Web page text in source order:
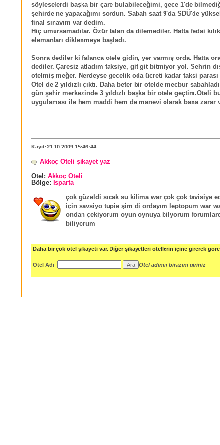
söyleselerdi başka bir çare bulabileceğimi, gece 1'de
şehirde ne yapacağımı sordun. Sabah saat 9'da SDÜ'de
final sınavım var dedim.
Hiç umursamadılar. Özür falan da dilemediler. Hatta fedai
elemanları diklenmeye başladı.
Sonra dediler ki falanca otele gidin, yer varmış orda. Hatta
dediler. Çaresiz atladım taksiye, git git bitmiyor yol. Şehrin
otelmiş meğer. Nerdeyse gecelik oda ücreti kadar taksi
Otel de 2 yıldızlı çıktı. Daha beter bir otelde mecbur
gün şehir merkezinde 3 yıldızlı başka bir otele geçtim.Oteli
uygulaması ile hem maddi hem de manevi olarak bana zarar
Kayıt:21.10.2009 15:46:44
Akkoç Oteli şikayet yaz
Otel: Akkoç Oteli
Bölge:
Isparta
çok güzeldi sıcak su kilima war çok çok tavisiye
için savsiyo tupie şim di ordayım leptopum war
ondan çekiyorum oyun oynuya bilyorum
biliyorum
Daha bir çok otel şikayeti var. Diğer şikayetleri otellerin içine girerek
Otel Adı: Otel adının birazını giriniz